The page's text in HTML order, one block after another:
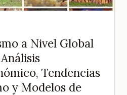
a Nivel Global
Tendencias
y Modelos de